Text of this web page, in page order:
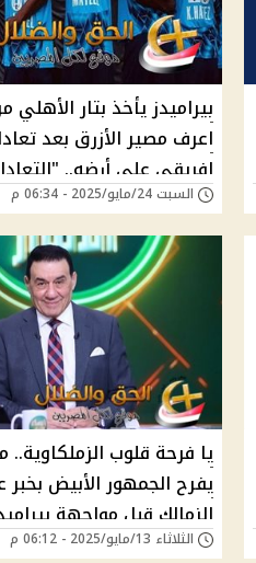
بيراميدز يأخذ بتار
اعرف مصير الأزرق بعد
إفريقي على أرضه..
بيراميدز في هذه الحالة"!!
السبت 24/مايو/2025 - 06:34 م
يا فرحة قلوب
يفرح الجمهور الأبيض
الزمالك قبل مواجهة
الثلاثاء 13/مايو/2025 - 06:12 م